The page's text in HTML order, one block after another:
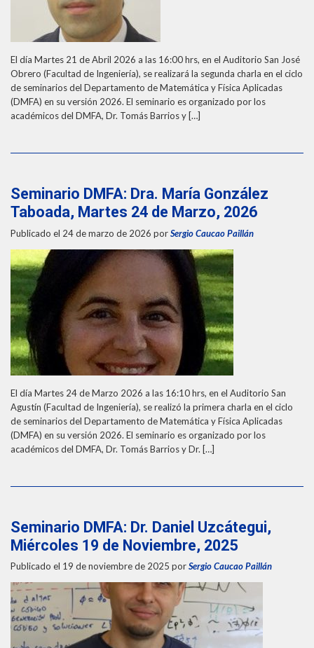
El día Martes 21 de Abril 2026 a las 16:00 hrs, en el Auditorio San José
Obrero (Facultad de Ingeniería), se realizará la segunda charla en el ciclo
de seminarios del Departamento de Matemática y Física Aplicadas
(DMFA) en su versión 2026. El seminario es organizado por los
académicos del DMFA, Dr. Tomás Barrios y […]
Seminario DMFA: Dra. María González
Taboada, Martes 24 de Marzo, 2026
Publicado el 24 de marzo de 2026 porSergio Caucao Paillán
El día Martes 24 de Marzo 2026 a las 16:10 hrs, en el Auditorio San
Agustín (Facultad de Ingeniería), se realizó la primera charla en el ciclo
de seminarios del Departamento de Matemática y Física Aplicadas
(DMFA) en su versión 2026. El seminario es organizado por los
académicos del DMFA, Dr. Tomás Barrios y Dr. […]
Seminario DMFA: Dr. Daniel Uzcátegui,
Miércoles 19 de Noviembre, 2025
Publicado el 19 de noviembre de 2025 porSergio Caucao Paillán